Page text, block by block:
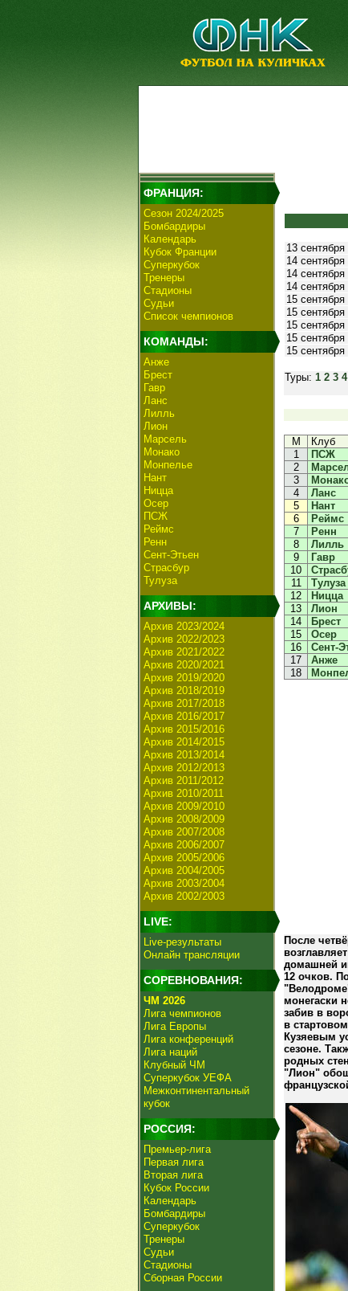
ФРАНЦИЯ:
Сезон 2024/2025
Бомбардиры
Календарь
Кубок Франции
Суперкубок
Тренеры
Стадионы
Судьи
Список чемпионов
КОМАНДЫ:
Анже
Брест
Гавр
Ланс
Лилль
Лион
Марсель
Монако
Монпелье
Нант
Ницца
Осер
ПСЖ
Реймс
Ренн
Сент-Этьен
Страсбур
Тулуза
АРХИВЫ:
Архив 2023/2024
Архив 2022/2023
Архив 2021/2022
Архив 2020/2021
Архив 2019/2020
Архив 2018/2019
Архив 2017/2018
Архив 2016/2017
Архив 2015/2016
Архив 2014/2015
Архив 2013/2014
Архив 2012/2013
Архив 2011/2012
Архив 2010/2011
Архив 2009/2010
Архив 2008/2009
Архив 2007/2008
Архив 2006/2007
Архив 2005/2006
Архив 2004/2005
Архив 2003/2004
Архив 2002/2003
LIVE:
Live-результаты
Онлайн трансляции
СОРЕВНОВАНИЯ:
ЧМ 2026
Лига чемпионов
Лига Европы
Лига конференций
Лига наций
Клубный ЧМ
Суперкубок УЕФА
Межконтинентальный
кубок
РОССИЯ:
Премьер-лига
Первая лига
Вторая лига
Кубок России
Календарь
Бомбардиры
Суперкубок
Тренеры
Судьи
Стадионы
Сборная России
13 сентября
14 сентября
14 сентября
14 сентября
15 сентября
15 сентября
15 сентября
15 сентября
15 сентября
Туры: 1 2 3 4
М Клуб
1
ПСЖ
2
3
4
Ланс
5
Нант
6
Реймс
7
Ренн
8
Лилль
9
Гавр
10
11
Тулуза
12
Ницца
13
Лион
14
Брест
15
Осер
16
Сент-
17
Анже
18
После
домашней
12 очков.
монегаски
забив в
в
Кузяевым
сезоне.
родных
"Лион"